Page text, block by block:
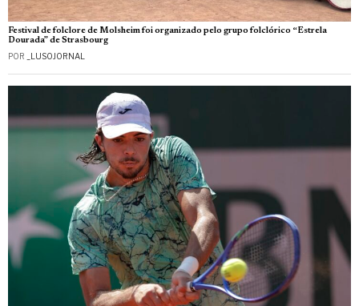
Festival de folclore de Molsheim foi organizado pelo grupo folclórico “Estrela
Dourada” de Strasbourg
POR _LUSOJORNAL